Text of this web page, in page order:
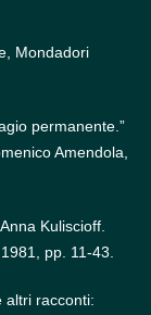
Mondadori
permanente.”
Amendola,
Kuliscioff.
pp. 11-43.
altri racconti: